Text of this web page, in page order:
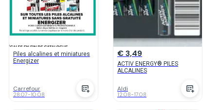
Piles alcalines et miniatures
Energizer
Carrefour
28.07-10.08
€ 3,49
ACTIV ENERGY® PILES
ALCALINES
Aldi
12.08-17.08